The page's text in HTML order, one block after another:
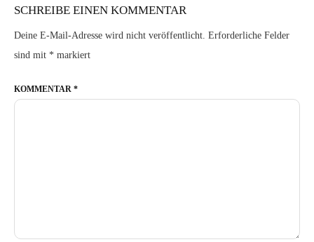
SCHREIBE EINEN KOMMENTAR
Deine E-Mail-Adresse wird nicht veröffentlicht. Erforderliche Felder
sind mit * markiert
KOMMENTAR *